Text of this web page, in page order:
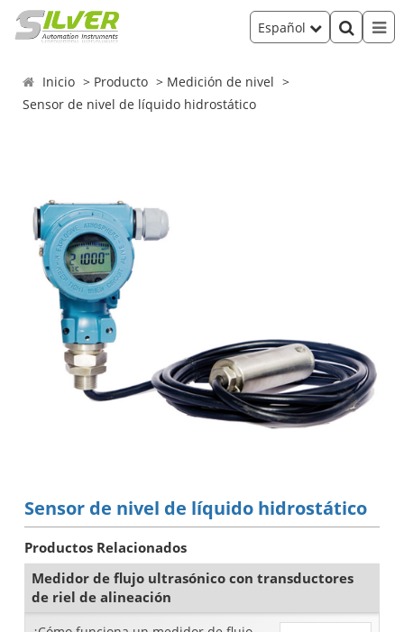
Español
Inicio Producto
Medición de nivel
Sensor de nivel de líquido hidrostático
Sensor de nivel de líquido hidrostático
Productos Relacionados
Medidor de flujo ultrasónico con transductores
de riel de alineación